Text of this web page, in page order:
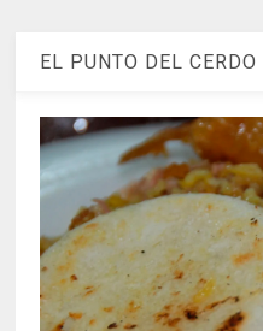
EL PUNTO DEL CERDO